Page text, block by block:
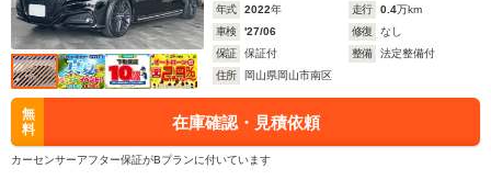
年式 2022年 走行 0.4万km
車検
'27/06 修復
なし
保証
保証付 整備
法定整備付
住所
岡山県岡山市南区
無
料
在庫確認・見積依頼
カーセンサーアフター保証がBプランに付いています